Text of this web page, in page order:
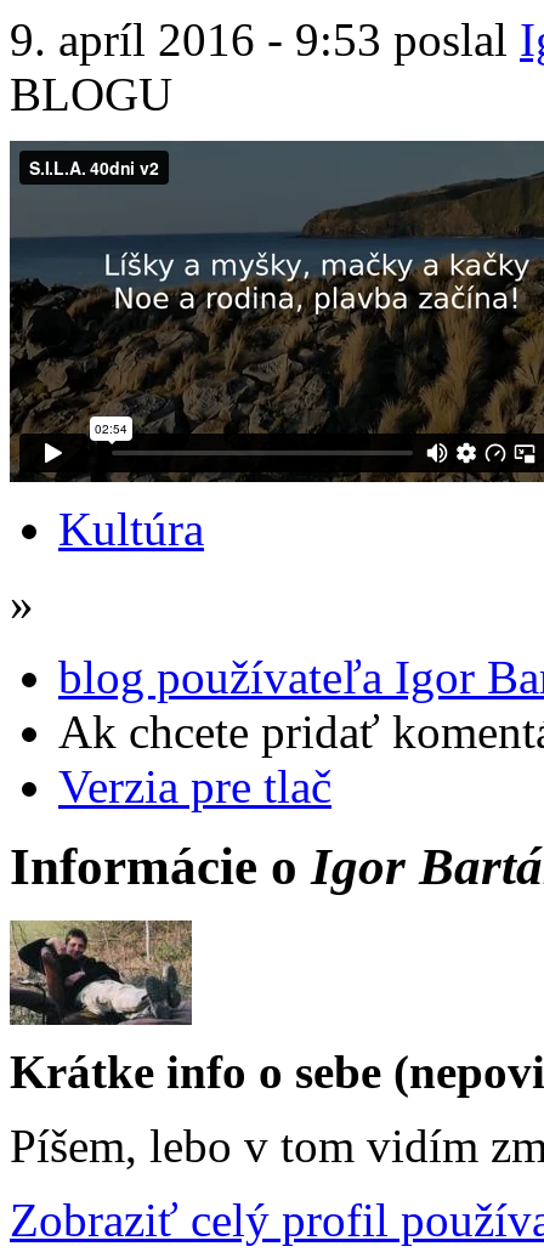
9. apríl 2016 - 9:53 poslal
BLOGU
Kultúra
»
blog používateľa Igor
Ak chcete pridať
Verzia pre tlač
Informácie oIgor
Krátke info o sebe
Píšem, lebo v tom vidím
Zobraziť celý profil